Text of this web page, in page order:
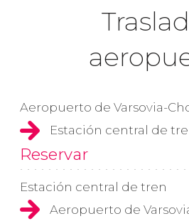
Aeropuerto de Varsovia-
Estación central de
Reservar
Estación central de tren
Aeropuerto de